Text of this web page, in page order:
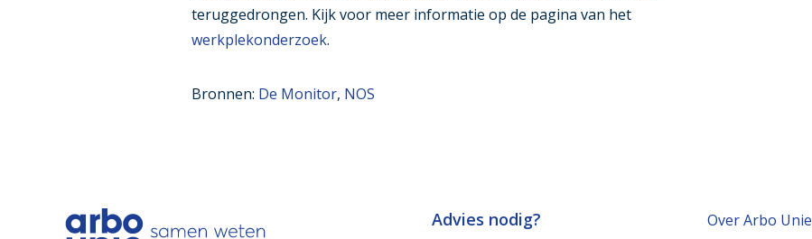
teruggedrongen. Kijk voor meer informatie op de pagina van het
werkplekonderzoek.
Bronnen: De Monitor, NOS
Advies nodig?
Over Arbo Unie